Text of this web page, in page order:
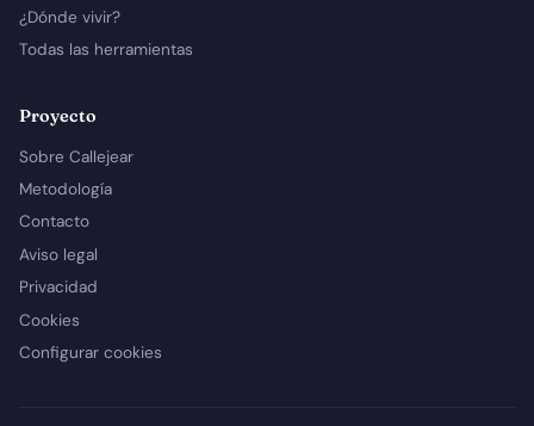
¿Dónde vivir?
Todas las herramientas
Proyecto
Sobre Callejear
Metodología
Contacto
Aviso legal
Privacidad
Cookies
Configurar cookies